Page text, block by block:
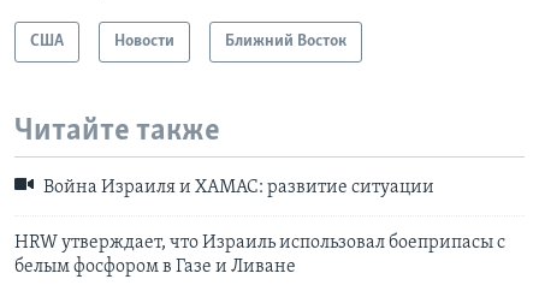
США Новости Ближний Восток
Читайте также
Война Израиля и ХАМАС: развитие ситуации
HRW утверждает, что Израиль использовал боеприпасы с
белым фосфором в Газе и Ливане